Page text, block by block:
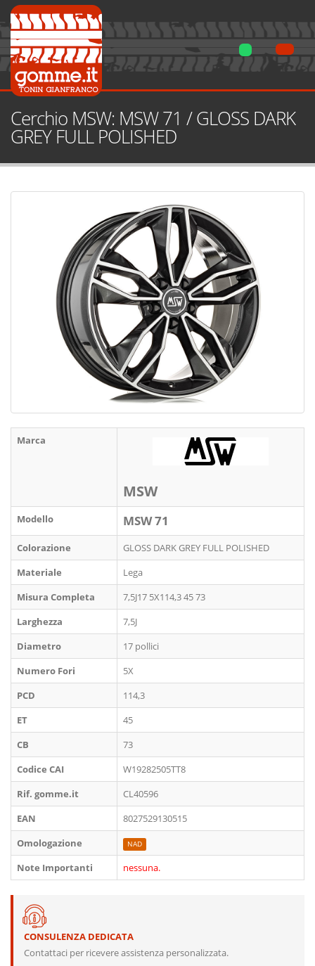
Cerchio MSW: MSW 71 / GLOSS DARK
GREY FULL POLISHED
Marca
MSW
Modello MSW 71
Colorazione
GLOSS DARK GREY FULL POLISHED
Materiale
Lega
Misura Completa
7,5J17 5X114,3 45 73
Larghezza
7,5J
Diametro
17 pollici
Numero Fori
5X
PCD
114,3
ET
45
CB
73
Codice CAI
W19282505TT8
Rif. gomme.it
CL40596
EAN
8027529130515
Omologazione
NAD
Note Importanti nessuna.
CONSULENZA DEDICATA
Contattaci per ricevere assistenza personalizzata.